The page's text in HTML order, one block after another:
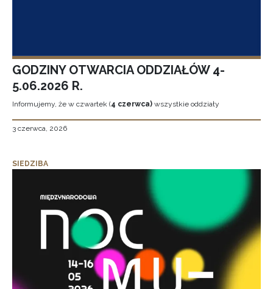
GODZINY OTWARCIA ODDZIAŁÓW 4-
5.06.2026 R.
Informujemy, że w czwartek (4 czerwca) wszystkie oddziały
3 czerwca, 2026
SIEDZIBA